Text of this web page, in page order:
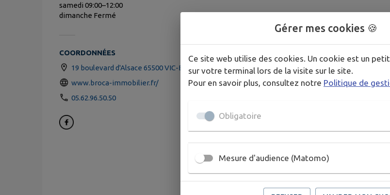
samedi 09:00–12:00
dimanche Fermé
COORDONNÉES
19 boulevard d'Alsace 65500 VIC-EN-BIGORRE
www.broca-immobilier.fr/
05.62.96.50.50
Gérer mes cookies 🍪
Ce site web utilise des cookies. Un cookie est un
sur votre terminal lors de la visite sur le site.
Pour en savoir plus, consultez notre Politique de
Obligatoire
Mesure d'audience (Matomo)